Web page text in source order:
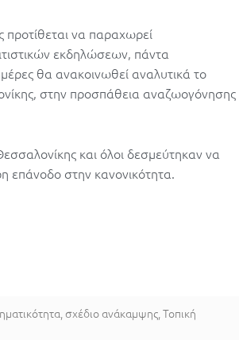
προτίθεται να παραχωρεί
εκδηλώσεων, πάντα
θα ανακοινωθεί αναλυτικά το
στην προσπάθεια αναζωογόνησης
και όλοι δεσμεύτηκαν να
επάνοδο στην κανονικότητα.
,σχέδιο ανάκαμψης,Τοπική